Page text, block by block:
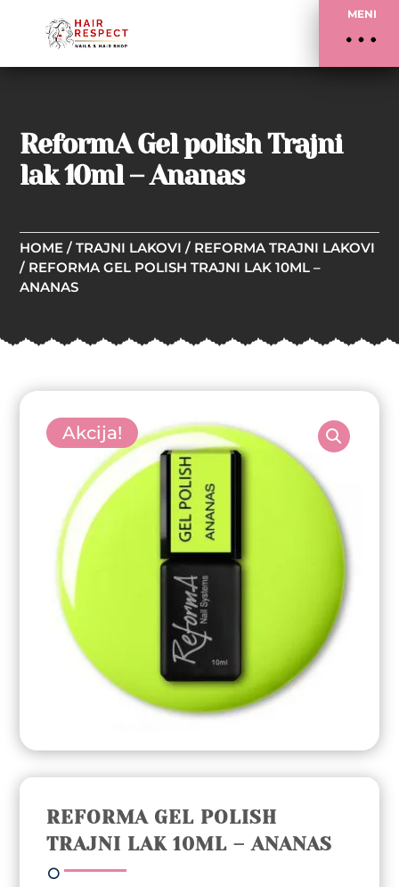
MENI
ReformA Gel polish Trajni
lak 10ml – Ananas
HOME /TRAJNI LAKOVI / REFORMA TRAJNI LAKOVI
/ REFORMA GEL POLISH TRAJNI LAK 10ML –
ANANAS
Akcija!
REFORMA GEL POLISH
TRAJNI LAK 10ML – ANANAS